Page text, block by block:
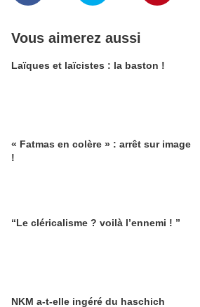
Vous aimerez aussi
Laïques et laïcistes : la baston !
« Fatmas en colère » : arrêt sur image
!
“Le cléricalisme ? voilà l’ennemi ! ”
NKM a-t-elle ingéré du haschich